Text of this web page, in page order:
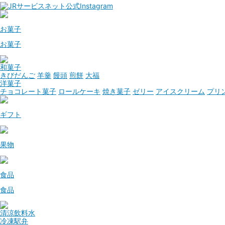
お菓子
お菓子
和菓子
きびだんご 羊羹 饅頭 煎餅 大福
洋菓子
チョコレート菓子 ロールケーキ 焼き菓子 ゼリー アイスクリーム プリ
ギフト
果物
食品
食品
清涼飲料水
冷凍駅弁